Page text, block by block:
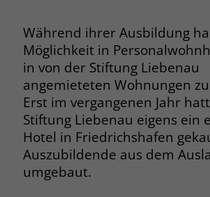
Während ihrer Ausbildung
Möglichkeit in
in von der Stiftung Liebenau
angemieteten Wohnungen
Erst im vergangenen Jahr
Stiftung Liebenau eigens ein
Hotel in Friedrichshafen
Auszubildende aus dem
umgebaut.
Name PHPSESSID
Anbieter stiftung-liebenau.de
Laufzeit Session
Zweck
Behält die Zustände
allen Seitenanfragen
Name
Zweck
exklusiv für diese
Dadurch wird
Aktionen, die bei
derselben Website
werden, mit derselben
Benutzerkennung
Name _clsk
Anbieter